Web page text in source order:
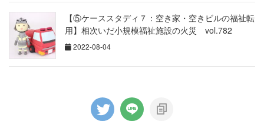
【⑤ケーススタディ７：空き家・空きビルの福祉転
用】相次いだ小規模福祉施設の火災 vol.782
2022-08-04